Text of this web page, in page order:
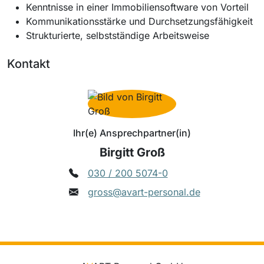
Kenntnisse in einer Immobiliensoftware von Vorteil
Kommunikationsstärke und Durchsetzungsfähigkeit
Strukturierte, selbstständige Arbeitsweise
Kontakt
Ihr(e) Ansprechpartner(in)
Birgitt Groß
030 / 200 5074-0
gross@avart-personal.de